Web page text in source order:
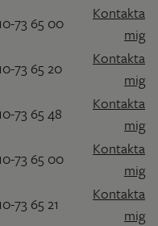
73 65 00
Kontakta
mig
73 65 20
Kontakta
mig
73 65 48
Kontakta
mig
73 65 00
Kontakta
mig
73 65 21
Kontakta
mig